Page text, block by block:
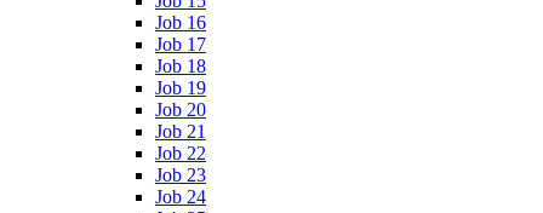
Job 16
Job 17
Job 18
Job 19
Job 20
Job 21
Job 22
Job 23
Job 24